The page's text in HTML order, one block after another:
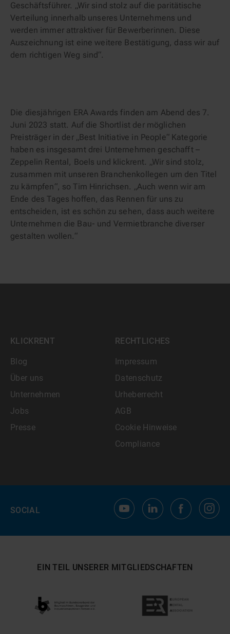
Geschäftsführer. „Wir sind stolz auf die paritätische
Verteilung innerhalb unseres Unternehmens und
werden immer attraktiver für Bewerberinnen. Diese
Auszeichnung ist eine weitere Bestätigung, dass wir auf
dem richtigen Weg sind“.
Die diesjährigen ERA Awards finden am Abend des 7.
Juni 2023 statt. Auf die Shortlist der möglichen
Preisträger in der „Best Initiative in People“ Kategorie
haben es insgesamt drei Unternehmen geschafft –
Zeppelin Rental, Boels und klickrent. „Wir sind stolz,
zusammen mit unseren Branchenkollegen um den Titel
zu kämpfen“, so Tim Hinrichsen. „Auch wenn wir am
Ende des Tages hoffen, das Rennen für uns zu
entscheiden, ist es schön zu sehen, dass auch weitere
Unternehmen die Bau- und Vermietbranche diverser
gestalten wollen.“
KLICKRENT
Blog
Über uns
Unternehmen
Jobs
Presse
RECHTLICHES
Impressum
Datenschutz
Urheberrecht
AGB
Cookie Hinweise
Compliance
SOCIAL
EIN TEIL UNSERER MITGLIEDSCHAFTEN